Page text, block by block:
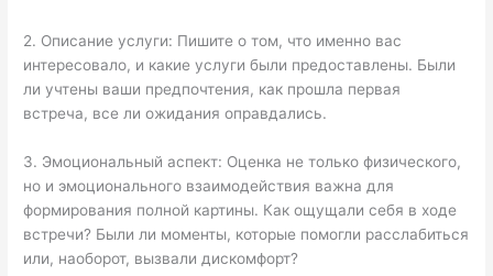
2. Описание услуги: Пишите о том, что именно вас
интересовало, и какие услуги были предоставлены. Были
ли учтены ваши предпочтения, как прошла первая
встреча, все ли ожидания оправдались.
3. Эмоциональный аспект: Оценка не только физического,
но и эмоционального взаимодействия важна для
формирования полной картины. Как ощущали себя в ходе
встречи? Были ли моменты, которые помогли расслабиться
или, наоборот, вызвали дискомфорт?